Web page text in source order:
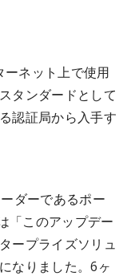
ーネット上で使用
タンダードとして
認証局から入手す
ダーであるポー
「このアップデー
ープライズソリュ
なりました。6ヶ